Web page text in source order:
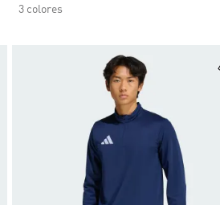
3 colores
Añadir a la lista de deseos